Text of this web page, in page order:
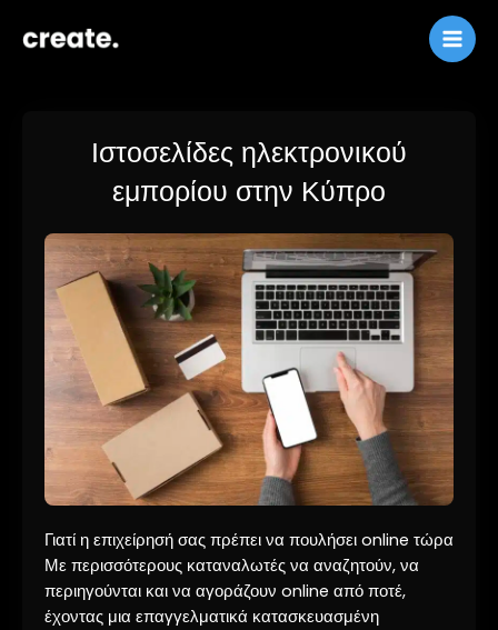
στο
Ιστοσελίδες ηλεκτρονικού
εμπορίου στην Κύπρο
Γιατί η επιχείρησή σας πρέπει να πουλήσει online τώρα
Με περισσότερους καταναλωτές να αναζητούν, να
περιηγούνται και να αγοράζουν online από ποτέ,
έχοντας μια επαγγελματικά κατασκευασμένη